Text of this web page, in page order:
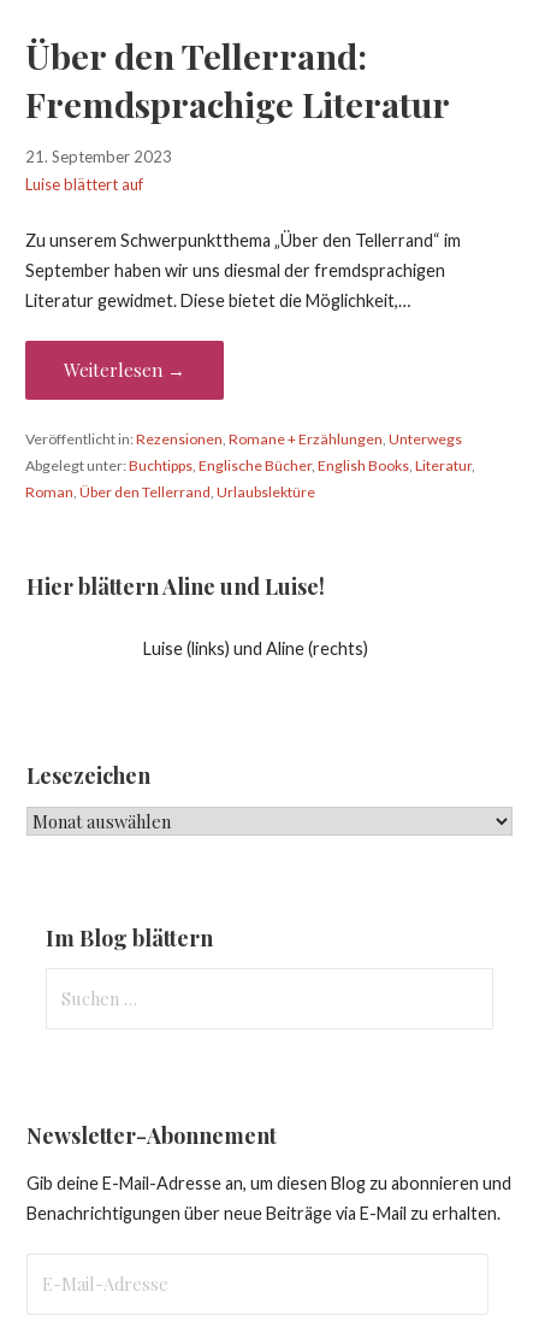
Über den Tellerrand:
Fremdsprachige Literatur
21. September 2023
Luise blättert auf
Zu unserem Schwerpunktthema „Über den Tellerrand“ im
September haben wir uns diesmal der fremdsprachigen
Literatur gewidmet. Diese bietet die Möglichkeit,…
Weiterlesen →
Veröffentlicht in:Rezensionen Romane + Erzählungen Unterwegs
Abgelegt unter:Buchtipps, Englische Bücher, English Books, Literatur,
Roman Über den Tellerrand Urlaubslektüre
Hier blättern Aline und Luise!
Luise (links) und Aline (rechts)
Lesezeichen
Lesezeichen
Im Blog blättern
nach:
Newsletter-Abonnement
Gib deine E-Mail-Adresse an, um diesen Blog zu abonnieren und
Benachrichtigungen über neue Beiträge via E-Mail zu erhalten.
Mail-